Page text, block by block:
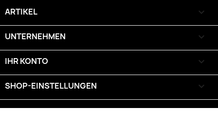
ARTIKEL 
UNTERNEHMEN 
IHR KONTO 
SHOP-EINSTELLUNGEN keyboard_arrow_down